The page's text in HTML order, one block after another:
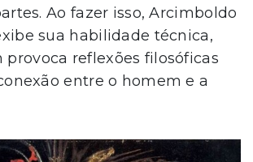
Ao fazer isso, Arcimboldo
sua habilidade técnica,
reflexões filosóficas
entre o homem e a